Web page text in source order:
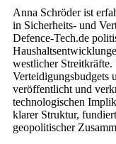
Anna Schröder ist
in Sicherheits- und
Defence-Tech.de
westlicher Streitkräfte.
Verteidigungsbudgets
veröffentlicht und
technologischen
klarer Struktur,
geopolitischer